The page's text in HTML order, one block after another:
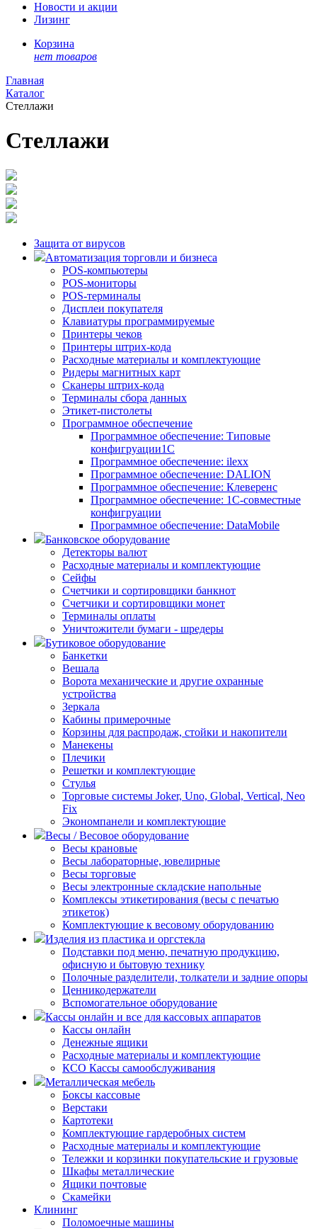
Новости и акции
Лизинг
Корзина
нет товаров
Главная
Каталог
Стеллажи
Стеллажи
Защита от вирусов
Автоматизация торговли и бизнеса
POS-компьютеры
POS-мониторы
POS-терминалы
Дисплеи покупателя
Клавиатуры программируемые
Принтеры чеков
Принтеры штрих-кода
Расходные материалы и комплектующие
Ридеры магнитных карт
Сканеры штрих-кода
Терминалы сбора данных
Этикет-пистолеты
Программное обеспечение
Программное обеспечение: Типовые
конфигруации1С
Программное обеспечение: ilexx
Программное обеспечение: DALION
Программное обеспечение: Клеверенс
Программное обеспечение: 1С-совместные
конфигруации
Программное обеспечение: DataMobile
Банковское оборудование
Детекторы валют
Расходные материалы и комплектующие
Сейфы
Счетчики и сортировщики банкнот
Счетчики и сортировщики монет
Терминалы оплаты
Уничтожители бумаги - шредеры
Бутиковое оборудование
Банкетки
Вешала
Ворота механические и другие охранные
устройства
Зеркала
Кабины примерочные
Корзины для распродаж, стойки и накопители
Манекены
Плечики
Решетки и комплектующие
Стулья
Торговые системы Joker, Uno, Global, Vertical, Neo
Fix
Экономпанели и комплектующие
Весы / Весовое оборудование
Весы крановые
Весы лабораторные, ювелирные
Весы торговые
Весы электронные складские напольные
Комплексы этикетирования (весы с печатью
этикеток)
Комплектующие к весовому оборудованию
Изделия из пластика и оргстекла
Подставки под меню, печатную продукцию,
офисную и бытовую технику
Полочные разделители, толкатели и задние опоры
Ценникодержатели
Вспомогательное оборудование
Кассы онлайн и все для кассовых аппаратов
Кассы онлайн
Денежные ящики
Расходные материалы и комплектующие
КСО Кассы самообслуживания
Металлическая мебель
Боксы кассовые
Верстаки
Картотеки
Комплектующие гардеробных систем
Расходные материалы и комплектующие
Тележки и корзинки покупательские и грузовые
Шкафы металлические
Ящики почтовые
Скамейки
Клининг
Поломоечные машины